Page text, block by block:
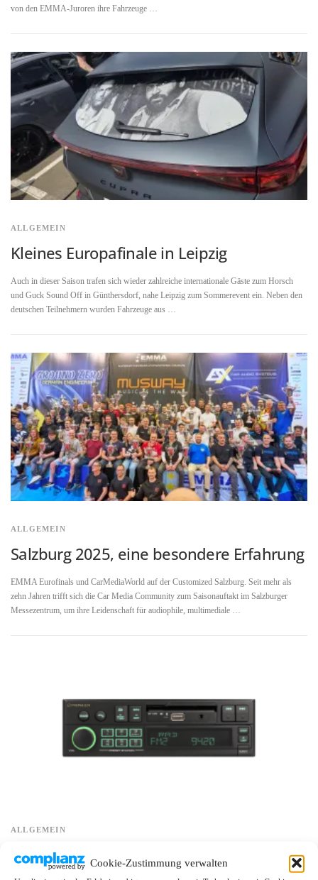
Cookie-Zustimmung verwalten
von den EMMA-Juroren ihre Fahrzeuge …
ALLGEMEIN
Kleines Europafinale in Leipzig
Auch in dieser Saison trafen sich wieder zahlreiche internationale Gäste zum Horsch
und Guck Sound Off in Günthersdorf, nahe Leipzig zum Sommerevent ein. Neben den
deutschen Teilnehmern wurden Fahrzeuge aus …
ALLGEMEIN
Salzburg 2025, eine besondere Erfahrung
EMMA Eurofinals und CarMediaWorld auf der Customized Salzburg. Seit mehr als
zehn Jahren trifft sich die Car Media Community zum Saisonauftakt im Salzburger
Messezentrum, um ihre Leidenschaft für audiophile, multimediale …
ALLGEMEIN
Sound eXcellence Tradition – Pioneer